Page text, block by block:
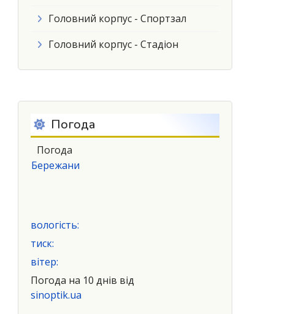
Головний корпус - Спортзал
Головний корпус - Стадіон
Погода
Погода
Бережани
вологість:
тиск:
вітер:
Погода на 10 днів від
sinoptik.ua